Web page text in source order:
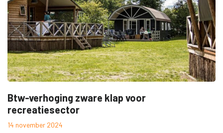
Btw-verhoging zware klap voor
recreatiesector
14 november 2024